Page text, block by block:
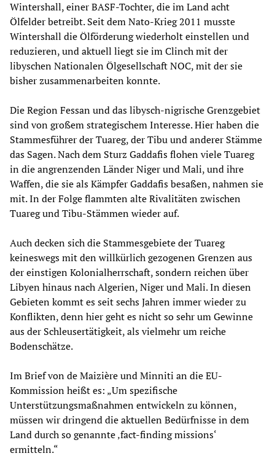
Wintershall, einer BASF-Tochter, die im Land acht
Ölfelder betreibt. Seit dem Nato-Krieg 2011 musste
Wintershall die Ölförderung wiederholt einstellen und
reduzieren, und aktuell liegt sie im Clinch mit der
libyschen Nationalen Ölgesellschaft NOC, mit der sie
bisher zusammenarbeiten konnte.
Die Region Fessan und das libysch-nigrische Grenzgebiet
sind von großem strategischem Interesse. Hier haben die
Stammesführer der Tuareg, der Tibu und anderer Stämme
das Sagen. Nach dem Sturz Gaddafis flohen viele Tuareg
in die angrenzenden Länder Niger und Mali, und ihre
Waffen, die sie als Kämpfer Gaddafis besaßen, nahmen sie
mit. In der Folge flammten alte Rivalitäten zwischen
Tuareg und Tibu-Stämmen wieder auf.
Auch decken sich die Stammesgebiete der Tuareg
keineswegs mit den willkürlich gezogenen Grenzen aus
der einstigen Kolonialherrschaft, sondern reichen über
Libyen hinaus nach Algerien, Niger und Mali. In diesen
Gebieten kommt es seit sechs Jahren immer wieder zu
Konflikten, denn hier geht es nicht so sehr um Gewinne
aus der Schleusertätigkeit, als vielmehr um reiche
Bodenschätze.
Im Brief von de Maizière und Minniti an die EU-
Kommission heißt es: „Um spezifische
Unterstützungsmaßnahmen entwickeln zu können,
müssen wir dringend die aktuellen Bedürfnisse in dem
Land durch so genannte ‚fact-finding missions‘
ermitteln.“